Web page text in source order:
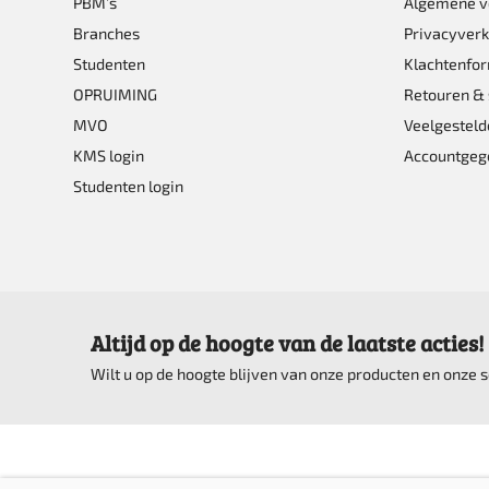
worden
Branches
Studenten
OPRUIMING
MVO
KMS login
Studenten login
Retouren &
Altijd op de hoogte van de laatste acties!
Wilt u op de hoogte blijven van onze producten en onze